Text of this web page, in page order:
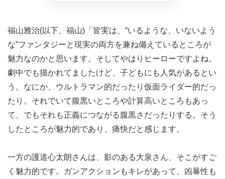
福山雅治(以下、福山)「皆実は、“いるような、いないよう
な”ファンタジーと現実の両方を兼ね備えているところが
魅力なのかと思います。そしてやはりヒーローですよね。
劇中でも描かれてましたけど、子どもにも人気があるとい
う。なにか、ウルトラマン的だったり仮面ライダー的だっ
たり。それでいて腹黒いところや計算高いところもあっ
て、でもそれも正義につながる腹黒さだったりする。そう
したところが魅力的であり、痛快だと感じます。
一方の護道心太朗さんは、影のある大泉さん、そこがすご
く魅力的です。ガンアクションもキレがあって、凶暴性も